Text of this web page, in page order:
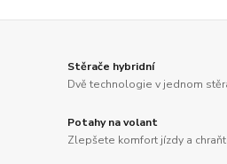
Stěrače hybridní
Dvě technologie v jednom
Potahy na volant
Zlepšete komfort jízdy a